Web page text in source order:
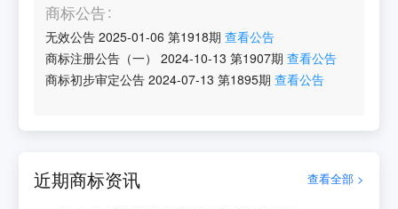
商标公告
无效公告 2025-01-06 第1918期 查看公告
商标注册公告（一）
2024-10-13 第1907期 查看公告
商标初步审定公告 2024-07-13 第1895期 查看公告
近期商标资讯 查看全部 >